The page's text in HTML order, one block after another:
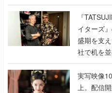
で作り込
く
『
イターズ
盛期を支
社で机を
『
んだレジ
実写映像
上。配信